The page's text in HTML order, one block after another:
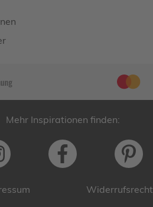
Mehr Inspirationen finden:
Widerrufsrecht